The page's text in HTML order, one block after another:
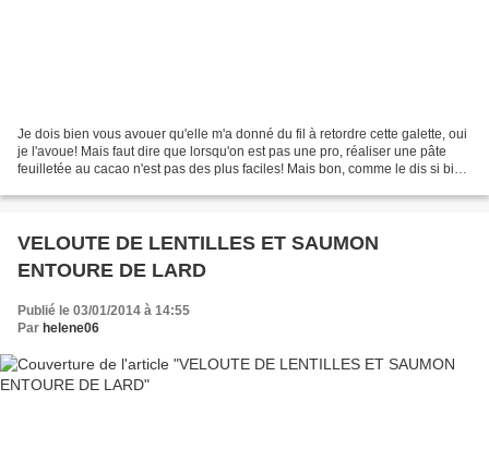
Je dois bien vous avouer qu'elle m'a donné du fil à retordre cette galette, oui
je l'avoue! Mais faut dire que lorsqu'on est pas une pro, réaliser une pâte
feuilletée au cacao n'est pas des plus faciles! Mais bon, comme le dis si bien
VELOUTE DE LENTILLES ET SAUMON
ENTOURE DE LARD
Publié le 03/01/2014 à 14:55
Par helene06